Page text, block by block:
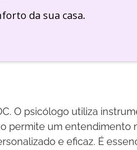
da sua casa.
O psicólogo utiliza
permite um entendimento
e eficaz. É